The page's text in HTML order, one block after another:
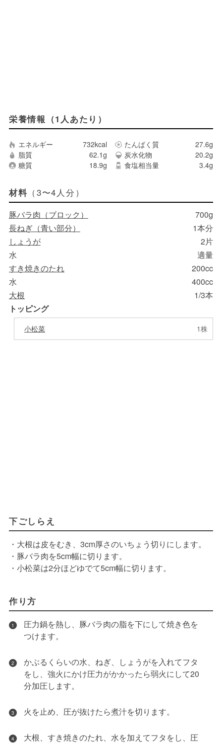
栄養情報（1人あたり）
エネルギー 732kcal たんぱく質
27.6g
脂質
62.1g 炭水化物
20.2g
糖質
18.9g 食塩相当量 3.4g
材料 （3〜4人分）
豚バラ肉（ブロック）
700g
長ねぎ（青い部分）
1本分
しょうが
2片
水
適量
すき焼きのたれ
200cc
水
400cc
大根
1/3本
トッピング
小松菜 1株
下ごしらえ
・大根は皮をむき、3cm厚さのいちょう切りにします。
・豚バラ肉を5cm幅に切ります。
・小松菜は2分ほどゆでて5cm幅に切ります。
作り方
1
圧力鍋を熱し、豚バラ肉の脂を下にして焼き色を
つけます。
2
かぶるくらいの水、ねぎ、しょうがを入れてフタ
をし、強火にかけ圧力がかかったら弱火にして20
分加圧します。
3 火を止め、圧が抜けたら煮汁を切ります。
4 大根、すき焼きのたれ、水を加えてフタをし、圧